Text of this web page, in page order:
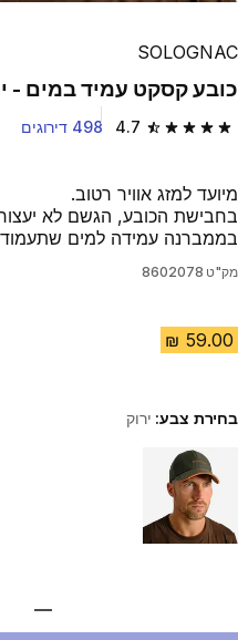
SOLOGNAC
כובע קסקט עמיד במים -
4.7 4.7 out of 5 stars from 498 reviews 498 דירוגים
מיועד למזג אוויר רטוב.
בחבישת הכובע, הגשם לא
בממברנה עמידה למים
מק"ט 8602078
בחירת צבע: ירוק
Choose a variant